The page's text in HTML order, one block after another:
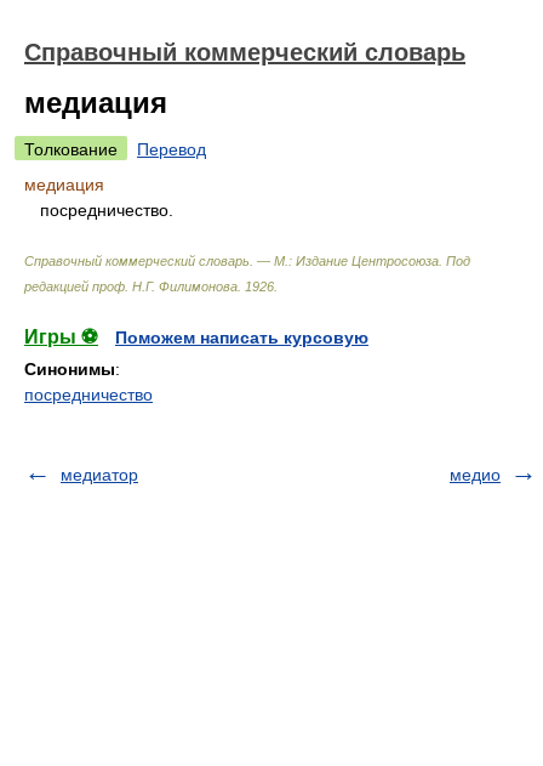
Справочный коммерческий словарь
медиация
Толкование
Перевод
медиация
посредничество.
Справочный коммерческий словарь. — М.: Издание Центросоюза Под
редакцией проф. Н.Г. Филимонова 1926
Игры ⚽
Поможем написать курсовую
Синонимы:
посредничество
медиатор медио